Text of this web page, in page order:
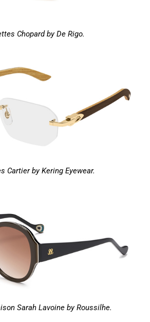
Chopard by De Rigo.
Cartier by Kering Eyewear.
Sarah Lavoine by Roussilhe.